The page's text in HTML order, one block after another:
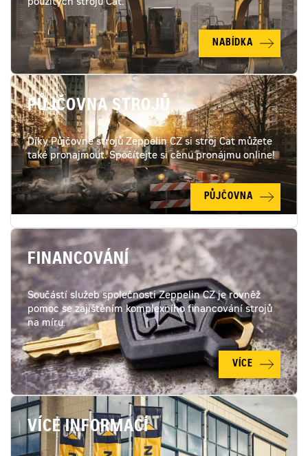
použitých strojů Cat.
NABÍDKA
PŮJČOVNA STROJŮ
Díky Půjčovně strojů Zeppelin CZ si stroj Cat můžete
také pronajmout. Spočítejte si cenu pronájmu online!
PŮJČOVNA
FINANCOVÁNÍ
Součástí služeb společnosti Zeppelin CZ je rovněž
pomoc se zajištěním komplexního financování strojů
na míru.
VÍCE
VÍCE INFORMACÍ